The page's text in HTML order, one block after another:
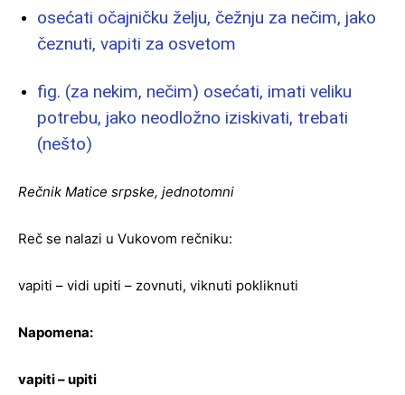
osećati očajničku želju, čežnju za nečim, jako
čeznuti, vapiti za osvetom
fig. (za nekim, nečim) osećati, imati veliku
potrebu, jako neodložno iziskivati, trebati
(nešto)
Rečnik Matice srpske, jednotomni
Reč se nalazi u Vukovom rečniku:
vapiti – vidi upiti – zovnuti, viknuti pokliknuti
Napomena:
vapiti – upiti